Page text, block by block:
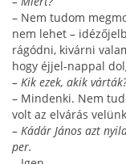
– Nem tudom
nem lehet –
rágódni, kivárni
hogy éjjel-nappal
– Kik ezek, akik
– Mindenki. Nem
volt az elvárás
– Kádár János azt
per.